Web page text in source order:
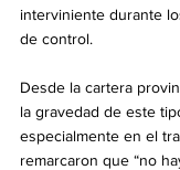
interviniente durante
de control.
Desde la cartera
la gravedad de este
especialmente en el
remarcaron que “no